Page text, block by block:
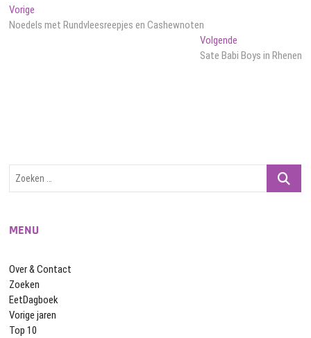
Bericht
navigatie
Vorige
bericht:
Noedels met Rundvleesreepjes en Cashewnoten
VolgendeVolgend
bericht:
Sate Babi Boys in Rhenen
Zoeken
MENU
Over & Contact
Zoeken
EetDagboek
Vorige jaren
Top 10